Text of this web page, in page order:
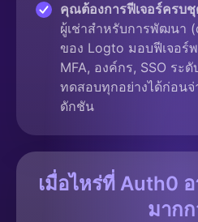
คุณต้องการฟีเจอร์ครบ
ผู้เช่าสำหรับการพัฒนา
ของ Logto มอบฟีเจอร์
MFA, องค์กร, SSO ระ
ทดสอบทุกอย่างได้ก่อนจ่
ดักชัน
เมื่อไหร่ที่ Auth0
มากก